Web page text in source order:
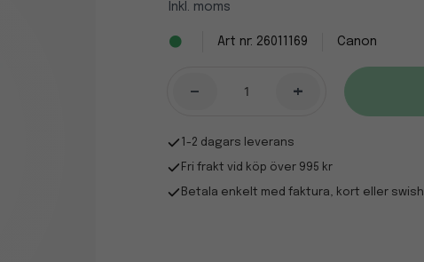
Inkl. moms
26011169 Canon
- +
1-2 dagars leverans
Fri frakt vid köp över 995 kr
Betala enkelt med faktura, kort eller swish